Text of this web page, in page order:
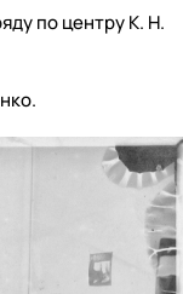
по центру К. Н.